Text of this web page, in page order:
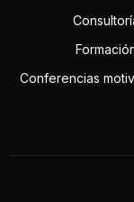
Conferencias